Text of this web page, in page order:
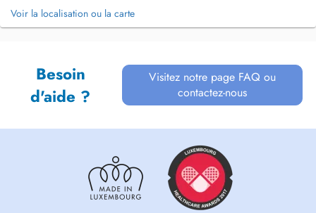
Voir la localisation ou la carte
Besoin
d'aide ?
Visitez notre page FAQ ou
contactez-nous